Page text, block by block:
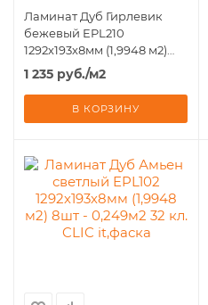
Ламинат Дуб Гирлевик
бежевый EPL210
1292х193х8мм (1,9948 м2)
8шт - 0,249м2 32 кл. CLIC
it,фаска
1 235 руб./м2
В КОРЗИНУ